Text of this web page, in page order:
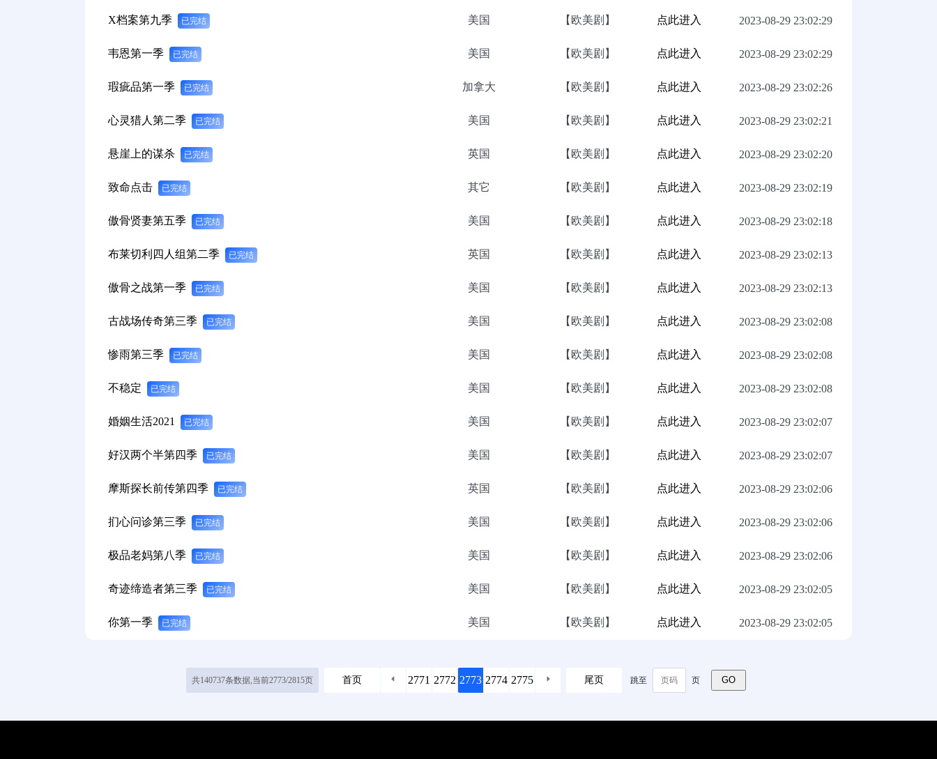
X档案第九季 已完结 美国 【欧美剧】 点此进入 2023-08-29 23:02:29
韦恩第一季 已完结 美国 【欧美剧】 点此进入 2023-08-29 23:02:29
瑕疵品第一季 已完结 加拿大 【欧美剧】 点此进入 2023-08-29 23:02:26
心灵猎人第二季 已完结 美国 【欧美剧】 点此进入 2023-08-29 23:02:21
悬崖上的谋杀 已完结 英国 【欧美剧】 点此进入 2023-08-29 23:02:20
致命点击 已完结 其它 【欧美剧】 点此进入 2023-08-29 23:02:19
傲骨贤妻第五季 已完结 美国 【欧美剧】 点此进入 2023-08-29 23:02:18
布莱切利四人组第二季 已完结 英国 【欧美剧】 点此进入 2023-08-29 23:02:13
傲骨之战第一季 已完结 美国 【欧美剧】 点此进入 2023-08-29 23:02:13
古战场传奇第三季 已完结 美国 【欧美剧】 点此进入 2023-08-29 23:02:08
惨雨第三季 已完结 美国 【欧美剧】 点此进入 2023-08-29 23:02:08
不稳定 已完结 美国 【欧美剧】 点此进入 2023-08-29 23:02:08
婚姻生活2021 已完结 美国 【欧美剧】 点此进入 2023-08-29 23:02:07
好汉两个半第四季 已完结 美国 【欧美剧】 点此进入 2023-08-29 23:02:07
摩斯探长前传第四季 已完结 英国 【欧美剧】 点此进入 2023-08-29 23:02:06
扪心问诊第三季 已完结 美国 【欧美剧】 点此进入 2023-08-29 23:02:06
极品老妈第八季 已完结 美国 【欧美剧】 点此进入 2023-08-29 23:02:06
奇迹缔造者第三季 已完结 美国 【欧美剧】 点此进入 2023-08-29 23:02:05
你第一季 已完结 美国 【欧美剧】 点此进入 2023-08-29 23:02:05
共140737条数据,当前2773/2815页 首页 2771 2772 2773 2774 2775 尾页 跳至 页 GO